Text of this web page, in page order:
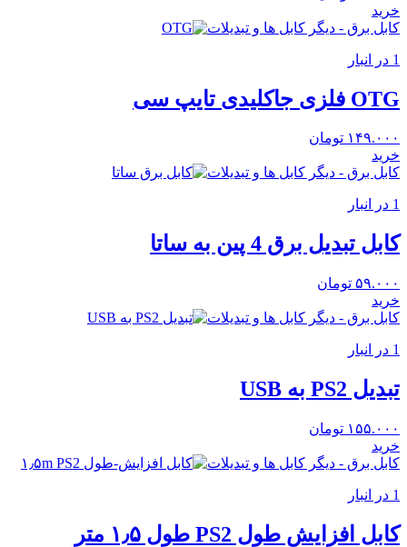
خرید
کابل برق - دیگر کابل ها و تبدیلات
1 در انبار
OTG فلزی جاکلیدی تایپ سی
۱۴۹.۰۰۰ تومان
خرید
کابل برق - دیگر کابل ها و تبدیلات
1 در انبار
کابل تبدیل برق 4 پین به ساتا
۵۹.۰۰۰ تومان
خرید
کابل برق - دیگر کابل ها و تبدیلات
1 در انبار
تبدیل PS2 به USB
۱۵۵.۰۰۰ تومان
خرید
کابل برق - دیگر کابل ها و تبدیلات
1 در انبار
کابل افزایش طول PS2 طول ۱٫۵ متر